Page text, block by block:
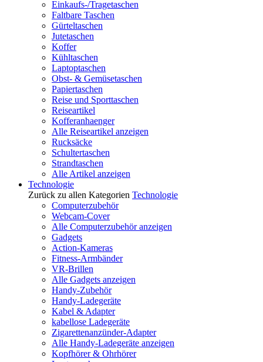
Einkaufs-/Tragetaschen
Faltbare Taschen
Gürteltaschen
Jutetaschen
Koffer
Kühltaschen
Laptoptaschen
Obst- & Gemüsetaschen
Papiertaschen
Reise und Sporttaschen
Reiseartikel
Kofferanhaenger
Alle Reiseartikel anzeigen
Rucksäcke
Schultertaschen
Strandtaschen
Alle Artikel anzeigen
Technologie
Zurück zu allen Kategorien Technologie
Computerzubehör
Webcam-Cover
Alle Computerzubehör anzeigen
Gadgets
Action-Kameras
Fitness-Armbänder
VR-Brillen
Alle Gadgets anzeigen
Handy-Zubehör
Handy-Ladegeräte
Kabel & Adapter
kabellose Ladegeräte
Zigarettenanzünder-Adapter
Alle Handy-Ladegeräte anzeigen
Kopfhörer & Ohrhörer